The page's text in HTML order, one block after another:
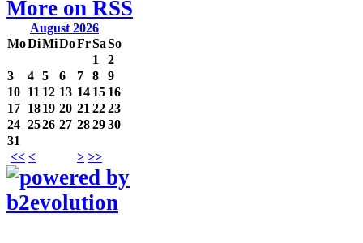
More on RSS
August 2026
MoDiMiDoFrSaSo
<< < > >>
1
2
3
4 5 6 7 8
9
10 11 12 13 14 15 16
17 1819 20 21 2223
24 2526 27 282930
31